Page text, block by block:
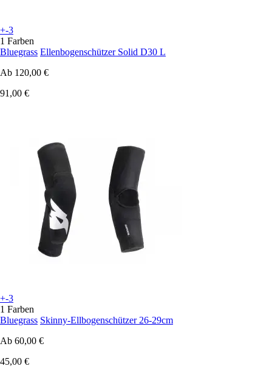
+-3
1 Farben
Bluegrass Ellenbogenschützer Solid D30 L
Ab 120,00 €
91,00 €
+-3
1 Farben
Bluegrass Skinny-Ellbogenschützer 26-29cm
Ab 60,00 €
45,00 €